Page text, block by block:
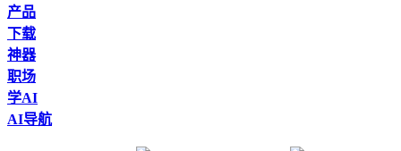
产品
下载
神器
职场
学AI
AI导航